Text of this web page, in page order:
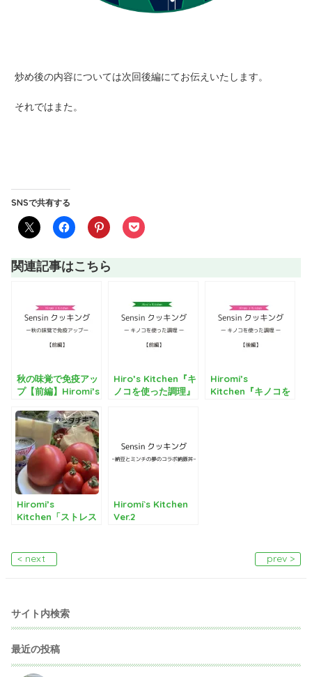
炒め後の内容については次回後編にてお伝えいたします。
それではまた。
SNSで共有する
関連記事はこちら
秋の味覚で免疫アッ
プ【前編】Hiromi’s
Hiro’s Kitchen『キ
ノコを使った調理』
Hiromi’s
Kitchen『キノコを
Hiromi’s
Kitchen「ストレス
Hiromi`s Kitchen
Ver.2
< next prev >
サイト内検索
最近の投稿